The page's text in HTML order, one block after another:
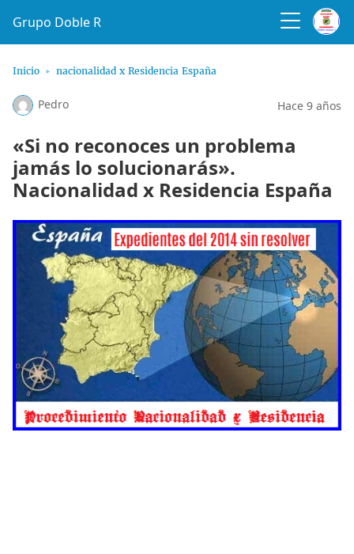
Grupo Doble R
Inicio ​nacionalidad x Residencia España
Pedro Hace 9 años
«Si no reconoces un problema
jamás lo solucionarás».
Nacionalidad x Residencia España